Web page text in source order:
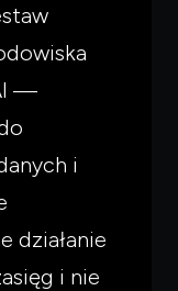
—
i
działanie
i nie